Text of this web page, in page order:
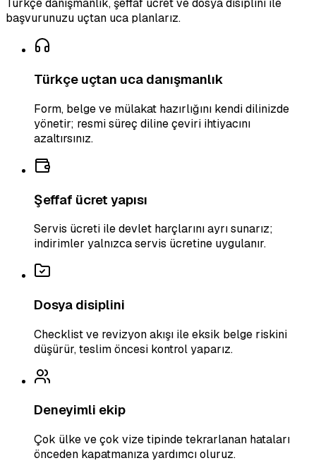
Türkçe danışmanlık, şeffaf ücret ve dosya disiplini ile
başvurunuzu uçtan uca planlarız.
Türkçe uçtan uca danışmanlık
Form, belge ve mülakat hazırlığını kendi dilinizde
yönetir; resmi süreç diline çeviri ihtiyacını
azaltırsınız.
Şeffaf ücret yapısı
Servis ücreti ile devlet harçlarını ayrı sunarız;
indirimler yalnızca servis ücretine uygulanır.
Dosya disiplini
Checklist ve revizyon akışı ile eksik belge riskini
düşürür, teslim öncesi kontrol yaparız.
Deneyimli ekip
Çok ülke ve çok vize tipinde tekrarlanan hataları
önceden kapatmanıza yardımcı oluruz.